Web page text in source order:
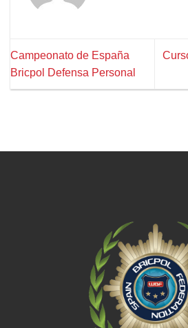
Campeonato de España
Bricpol Defensa Personal